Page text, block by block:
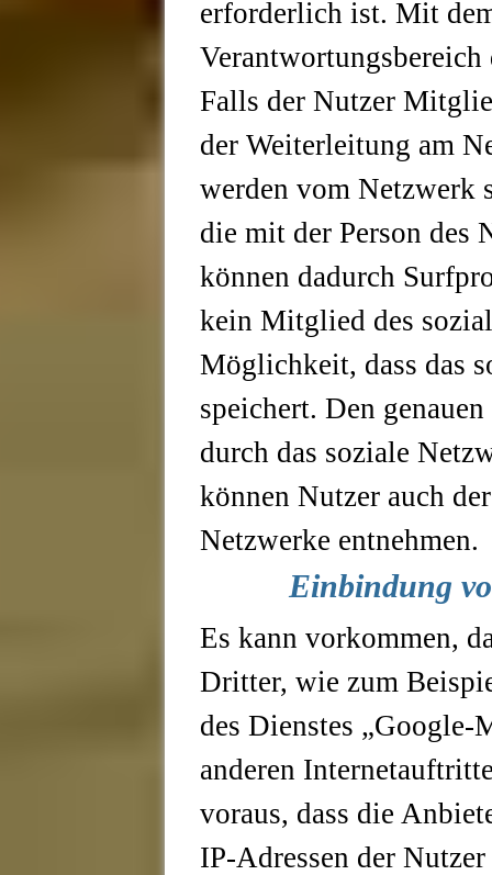
erforderlich ist. Mit
Verantwortungsbereich
Falls der Nutzer
der Weiterleitung am
werden vom Netzwerk
die mit der Person des
können dadurch
kein Mitglied des
Möglichkeit, dass das
speichert. Den
durch das soziale
können Nutzer auch
Netzwerke entnehmen.
Einbindung
Es kann vorkommen,
Dritter, wie zum
des Dienstes „Google-
anderen
voraus, dass die
IP-Adressen der